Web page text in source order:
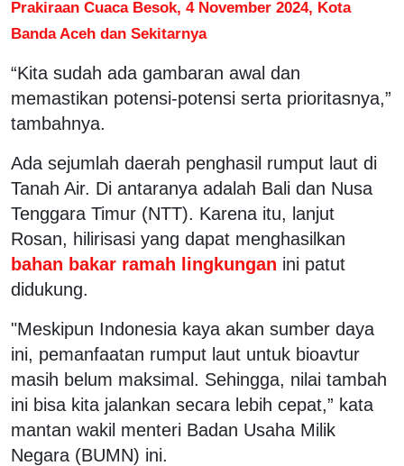
Prakiraan Cuaca Besok, 4 November 2024, Kota
Banda Aceh dan Sekitarnya
“Kita sudah ada gambaran awal dan
memastikan potensi-potensi serta prioritasnya,”
tambahnya.
Ada sejumlah daerah penghasil rumput laut di
Tanah Air. Di antaranya adalah Bali dan Nusa
Tenggara Timur (NTT). Karena itu, lanjut
Rosan, hilirisasi yang dapat menghasilkan
bahan bakar ramah lingkungan ini patut
didukung.
"Meskipun Indonesia kaya akan sumber daya
ini, pemanfaatan rumput laut untuk bioavtur
masih belum maksimal. Sehingga, nilai tambah
ini bisa kita jalankan secara lebih cepat,” kata
mantan wakil menteri Badan Usaha Milik
Negara (BUMN) ini.